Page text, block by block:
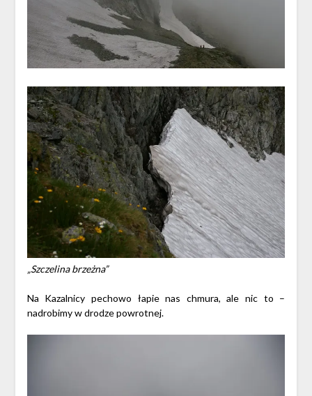
„Szczelina brzeżna”
Na Kazalnicy pechowo łapie nas chmura, ale nic to –
nadrobimy w drodze powrotnej.